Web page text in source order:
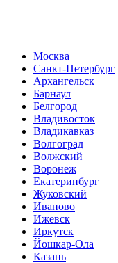
Москва
Санкт-Петербург
Архангельск
Барнаул
Белгород
Владивосток
Владикавказ
Волгоград
Волжский
Воронеж
Екатеринбург
Жуковский
Иваново
Ижевск
Иркутск
Йошкар-Ола
Казань